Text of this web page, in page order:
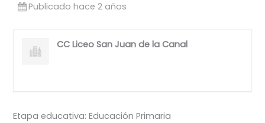
Publicado hace 2 años
CC Liceo San Juan de la Canal
Etapa educativa: Educación Primaria